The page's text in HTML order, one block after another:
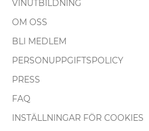
VINUTBILDNING
OM OSS
BLI MEDLEM
PERSONUPPGIFTSPOLICY
PRESS
FAQ
INSTÄLLNINGAR FÖR COOKIES